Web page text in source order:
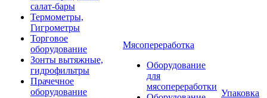
салат-бары
Термометры,
Гигрометры
Торговое
оборудование
Зонты вытяжные,
гидрофильтры
Прачечное
оборудование
Мясопереработка
Оборудование
для
мясопереработки
Упаковка